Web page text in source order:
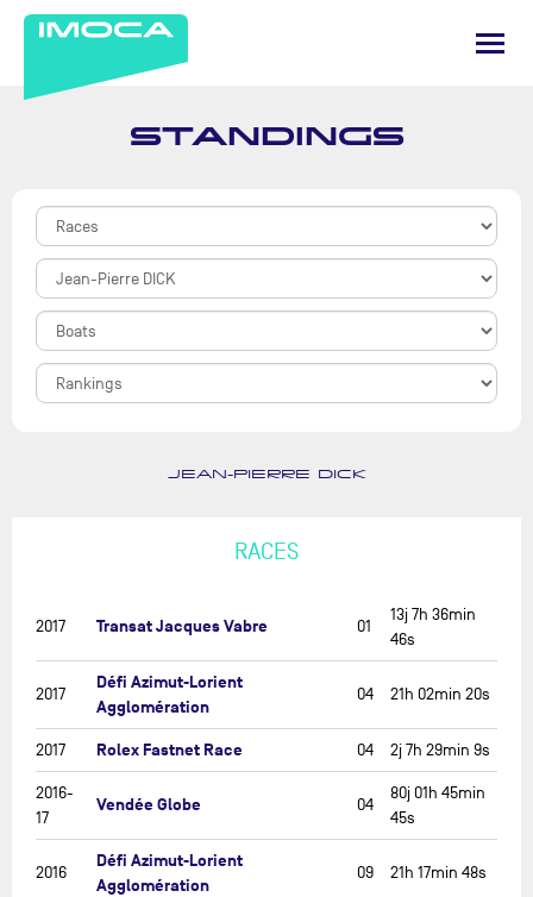
STANDINGS
JEAN-PIERRE DICK
RACES
2017 Transat Jacques Vabre 01
13j 7h 36min
46s
2017
Défi Azimut-Lorient
Agglomération
04 21h 02min 20s
2017 Rolex Fastnet Race 04 2j 7h 29min 9s
2016-
17
Vendée Globe 04
80j 01h 45min
45s
2016
Défi Azimut-Lorient
Agglomération
09 21h 17min 48s